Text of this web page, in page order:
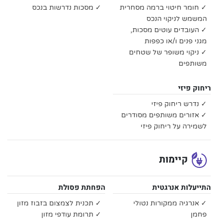
✓ חומר חיטוי ברמה מסחרית
המשמש לניקוי הנכס
✓ העובדים עוטים מסכות,
מגני פנים ו/או כפפות
✓ ניקוי משופר של שטחים
משותפים
✓ מסכות נדרשות בנכס
ריחוק פיזי
✓ נדרש ריחוק פיזי
✓ אזורים משותפים מסודרים
לשמירה על ריחוק פיזי
קיימות
התייעלות אנרגטית
✓ אנרגיה ממקורות נטולי
פחמן
הפחתת פסולת
✓ תכנית לצמצום בזבוז מזון
✓ תרומת עודפי מזון